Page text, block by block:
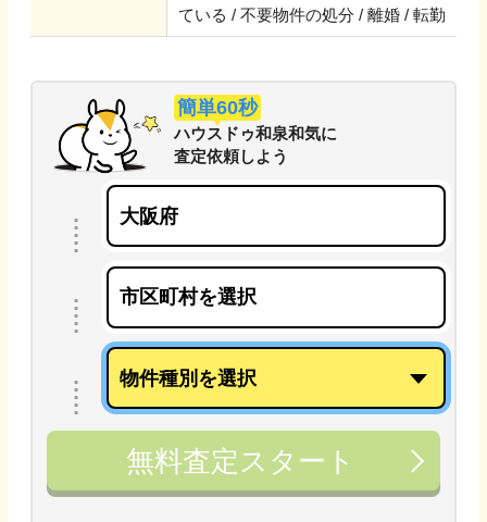
ている / 不要物件の処分 / 離婚 / 転勤
簡単60秒
ハウスドゥ和泉和気に
査定依頼しよう
無料査定スタート